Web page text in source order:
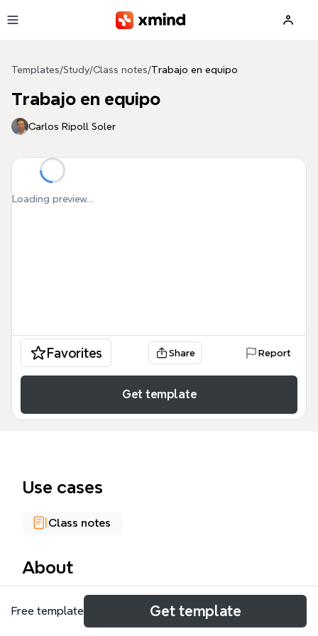
Templates/Study/Class notes/Trabajo en equipo
Trabajo en equipo
Carlos Ripoll Soler
Loading preview...
Favorites Share Report
Get template
Use cases
Class notes
About
Este mapa mental de 'Trabajo en equipo' analiza en
profundidad las diferencias entre grupos de trabajo
Free template Get template